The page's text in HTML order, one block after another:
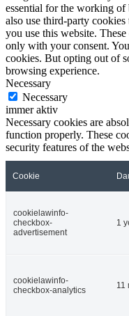
essential for the working
also use third-party
you use this website.
only with your consent.
cookies. But opting out of
browsing experience.
Necessary
Necessary
immer aktiv
Necessary cookies are
function properly. These
security features of the
Cookie
cookielawinfo-
checkbox-
advertisement
1
cookielawinfo-
checkbox-analytics
11